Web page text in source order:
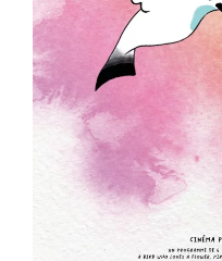
Voir la fiche film